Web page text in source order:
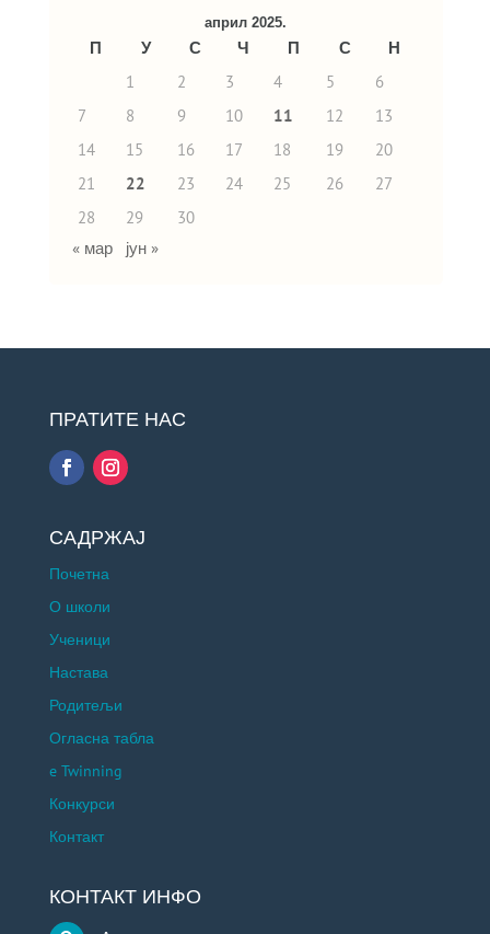
април 2025.
П У С Ч П С
Н
1
2 3 4 5
6
7
8 9 10 11 12
13
14
15 16 17 18 19
20
21
22 23 24 25 26
27
28
29
30
« мар
јун »
ПРАТИТЕ НАС
САДРЖАЈ
Почетна
О школи
Ученици
Настава
Родитељи
Огласна табла
e Twinning
Конкурси
Контакт
КОНТАКТ ИНФО